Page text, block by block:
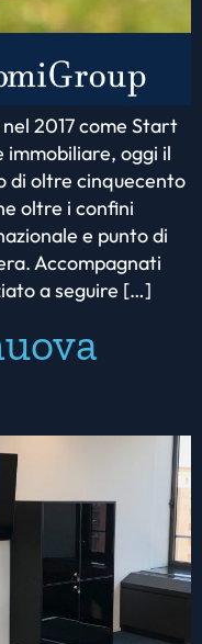
2017 come Start
oggi il
di oltre cinquecento
oltre i confini
e punto di
Accompagnati
a seguire […]